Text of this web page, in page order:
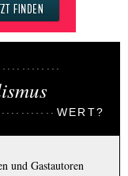
WERT?
und Gastautoren